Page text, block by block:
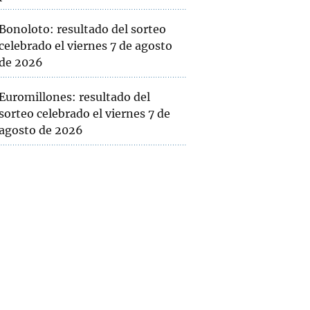
resultado del sorteo
el viernes 7 de agosto
2026
resultado del
celebrado el viernes 7 de
de 2026